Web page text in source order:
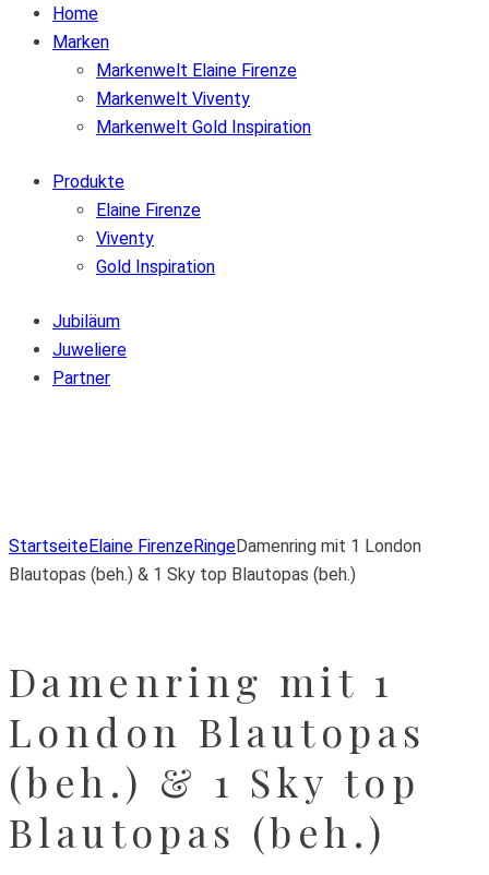
Home
Marken
Markenwelt Elaine Firenze
Markenwelt Viventy
Markenwelt Gold Inspiration
Produkte
Elaine Firenze
Viventy
Gold Inspiration
Jubiläum
Juweliere
Partner
StartseiteElaine FirenzeRingeDamenring mit 1 London
Blautopas (beh.) & 1 Sky top Blautopas (beh.)
Damenring mit 1
London Blautopas
(beh.) & 1 Sky top
Blautopas (beh.)